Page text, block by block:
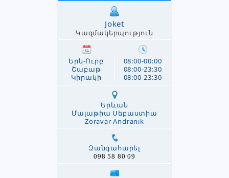
Joket
Կազմակերպություն
Երկ-Ուրբ
Շաբաթ
Կիրակի
08:00-00:00
08:00-23:30
08:00-23:30
Երևան
Մալաթիա Սեբաստիա
Zoravar Andranik
Զանգահարել
098 58 80 09